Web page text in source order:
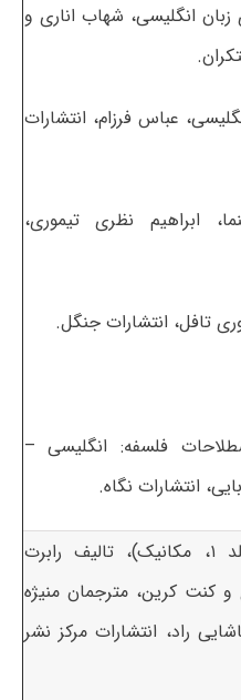
زبان انگلیسی، شهاب اناری و
عباس فرزام، انتشارات
ابراهیم نظری تیموری،
فلسفه: انگلیسی –
انتشارات نگاه.
۱- کتاب فیزیک (جلد ۱، مکانیک)، تالیف رابرت
و کنت کرین، مترجمان منیژه
راد، انتشارات مرکز نشر